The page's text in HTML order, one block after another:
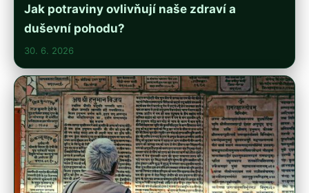
Jak potraviny ovlivňují naše zdraví a
duševní pohodu?
30. 6. 2026